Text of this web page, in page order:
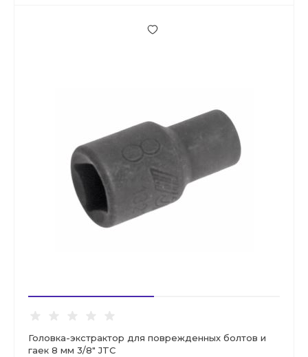
Головка-экстрактор для поврежденных болтов и
гаек 8 мм 3/8" JTC